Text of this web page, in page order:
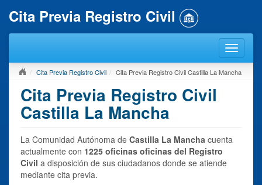
Cita Previa Registro Civil
Cita Previa Registro Civil Cita Previa Registro Civil Castilla La Mancha
Cita Previa Registro Civil
Castilla La Mancha
La Comunidad Autónoma de Castilla La Mancha cuenta
actualmente con 1225 oficinas oficinas del Registro
Civil a disposición de sus ciudadanos donde se atiende
mediante cita previa.